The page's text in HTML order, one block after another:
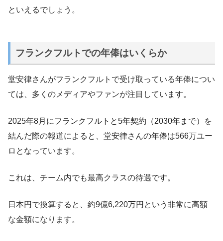
といえるでしょう。
フランクフルトでの年俸はいくらか
堂安律さんがフランクフルトで受け取っている年俸につい
ては、多くのメディアやファンが注目しています。
2025年8月にフランクフルトと5年契約（2030年まで）を
結んだ際の報道によると、堂安律さんの年俸は566万ユー
ロとなっています。
これは、チーム内でも最高クラスの待遇です。
日本円で換算すると、約9億6,220万円という非常に高額
な金額になります。